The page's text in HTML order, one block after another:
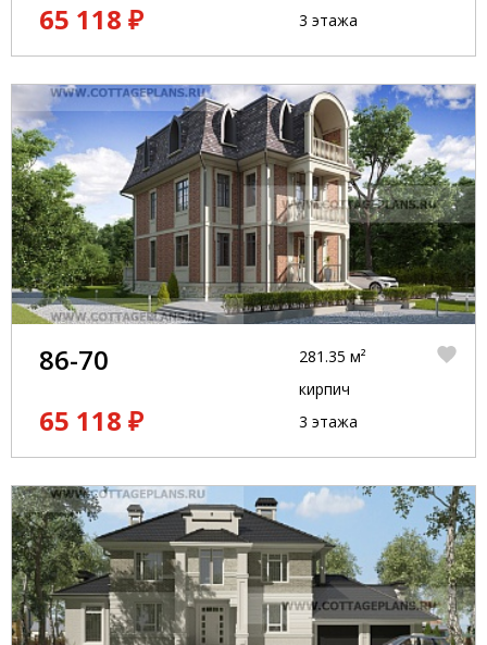
65 118 ₽
3 этажа
86-70
65 118 ₽
281.35 м²
кирпич
3 этажа